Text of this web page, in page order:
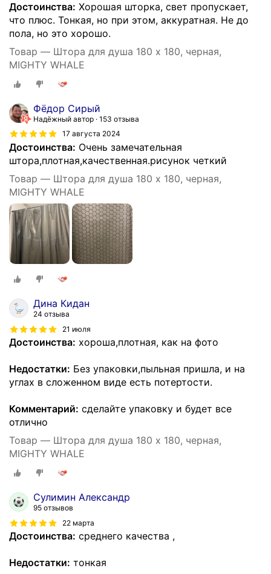
Достоинства: Хорошая шторка, свет пропускает,
что плюс. Тонкая, но при этом, аккуратная. Не до
пола, но это хорошо.
Товар — Штора для душа 180 x 180, черная,
MIGHTY WHALE
Фёдор Сирый
Надёжный автор 153 отзыва
17 августа 2024
Достоинства: Очень замечательная
штора,плотная,качественная.рисунок четкий
Товар — Штора для душа 180 x 180, черная,
MIGHTY WHALE
Дина Кидан
24 отзыва
21 июля
Достоинства: хороша,плотная, как на фото
Недостатки: Без упаковки,пыльная пришла, и на
углах в сложенном виде есть потертости.
Комментарий: сделайте упаковку и будет все
отлично
Товар — Штора для душа 180 x 180, черная,
MIGHTY WHALE
Сулимин Александр
95 отзывов
22 марта
Достоинства: среднего качества ,
Недостатки: тонкая